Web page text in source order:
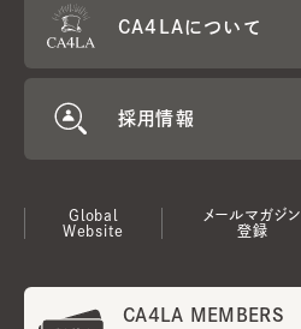
CA4LAについて
採用情報
Global
Website
メールマガジン
登録
CA4LA MEMBERS